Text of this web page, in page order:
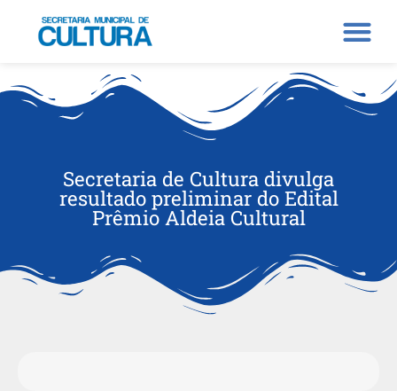
Secretaria de Cultura divulga
resultado preliminar do Edital
Prêmio Aldeia Cultural